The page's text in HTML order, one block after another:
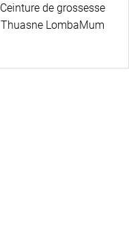
Ceinture de grossesse
Thuasne LombaMum